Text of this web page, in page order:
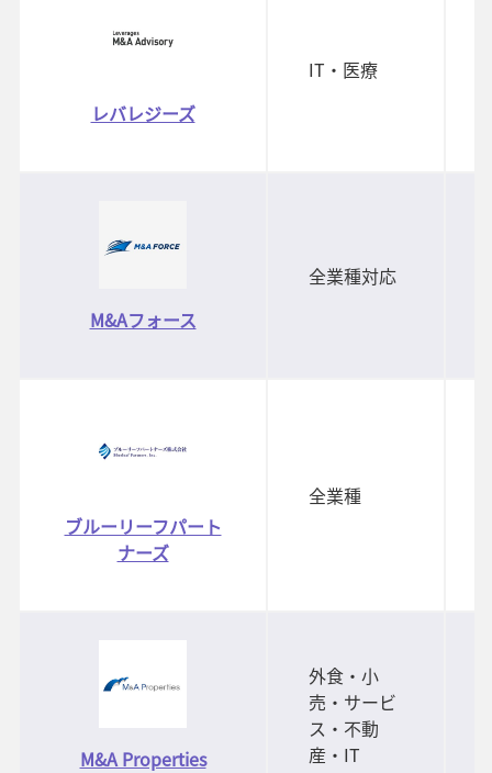
レバレジーズ
IT・医療
M&Aフォース
全業種対応
ブルーリーフパート
ナーズ
全業種
M&A Properties
外食・小
売・サービ
ス・不動
産・IT